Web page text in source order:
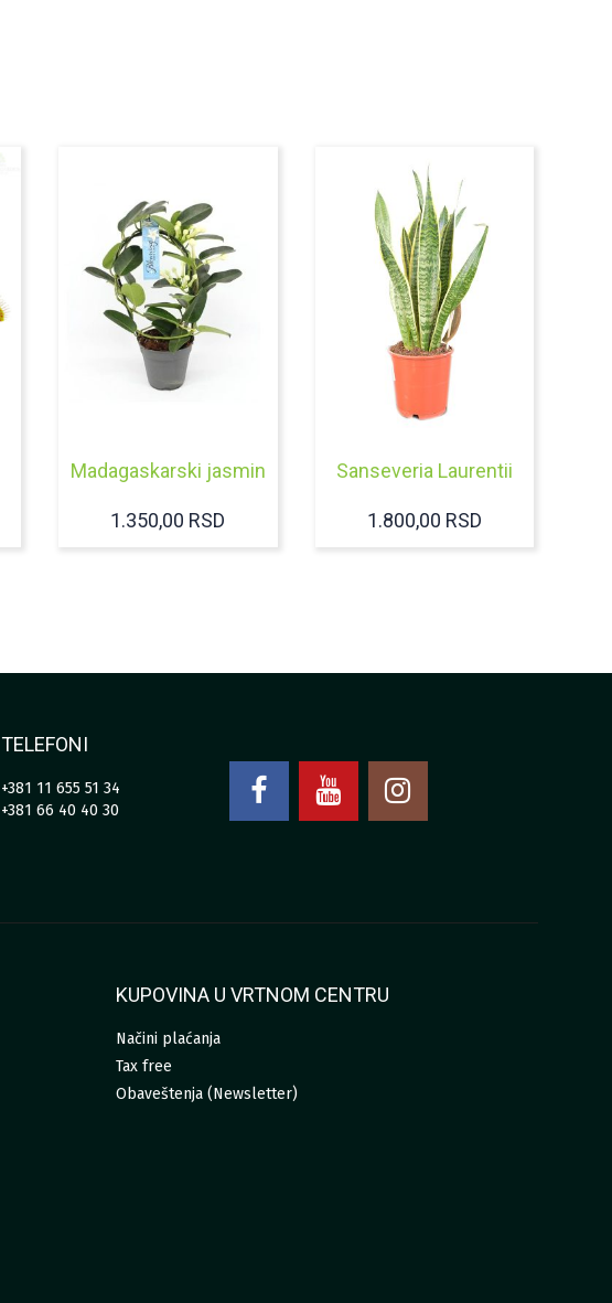
Madagaskarski jasmin
1.350,00 RSD
Sanseveria Laurentii
1.800,00 RSD
TELEFONI
+381 11 655 51 34
+381 66 40 40 30
KUPOVINA U VRTNOM CENTRU
Načini plaćanja
Tax free
Obaveštenja (Newsletter)